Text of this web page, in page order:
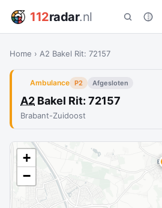
112radar.nl
Home › A2 Bakel Rit: 72157
Ambulance P2 Afgesloten
A2 Bakel Rit: 72157
Brabant-Zuidoost
+
−